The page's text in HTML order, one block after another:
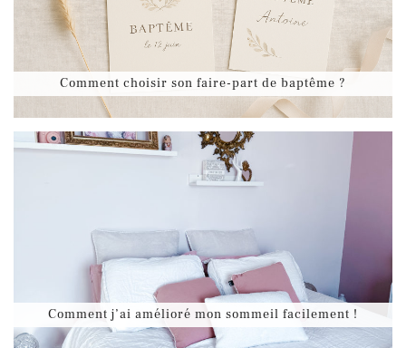
Comment choisir son faire-part de baptême ?
Comment j’ai amélioré mon sommeil facilement !